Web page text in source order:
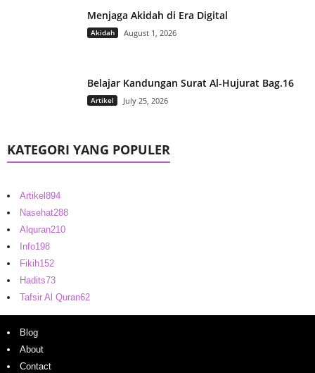
Menjaga Akidah di Era Digital
Akidah August 1, 2026
Belajar Kandungan Surat Al-Hujurat Bag.16
Artikel July 25, 2026
KATEGORI YANG POPULER
Artikel894
Nasehat288
Alquran210
Info198
Fikih152
Hadits73
Tafsir Al Quran62
Blog
About
Contact